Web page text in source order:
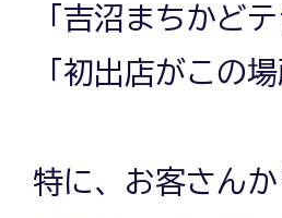
「吉沼まちかど
「初出店がこの
特に、お客さん